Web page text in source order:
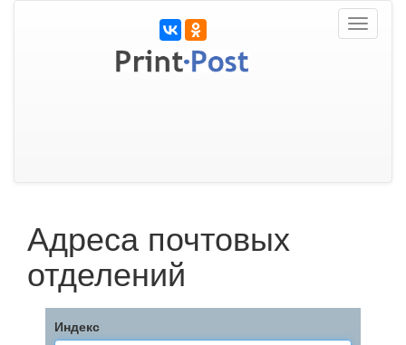
Toggle
Адреса почтовых
отделений
Индекс